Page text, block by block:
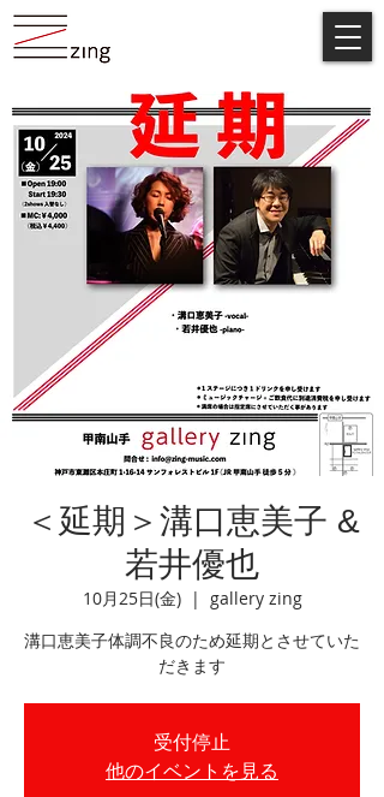
＜延期＞溝口恵美子 &
若井優也
10月25日(金)
  |
gallery zing
溝口恵美子体調不良のため延期とさせていた
だきます
受付停止
他のイベントを見る